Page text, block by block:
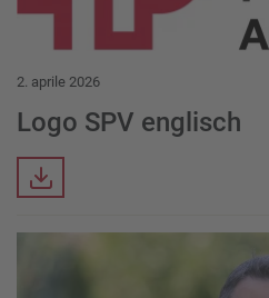
2. aprile 2026
Logo SPV englisch
Downloads
Download Item